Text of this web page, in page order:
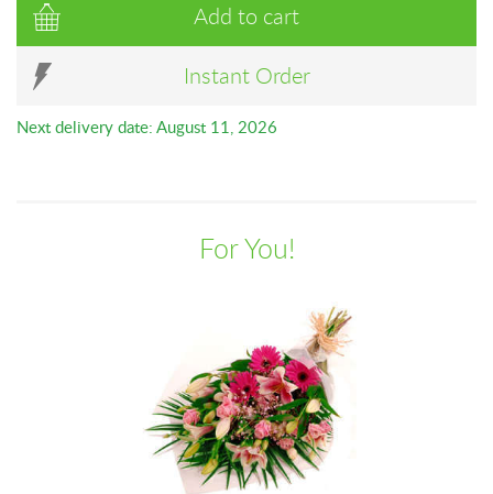
Add to cart
Instant Order
Next delivery date: August 11, 2026
For You!